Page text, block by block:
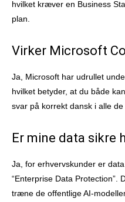
hvilket kræver en Business
plan.
Virker Microsoft
Ja, Microsoft har udrullet
hvilket betyder, at du både
svar på korrekt dansk i alle
Er mine data sikre
Ja, for erhvervskunder er
“Enterprise Data Protection”.
træne de offentlige AI-